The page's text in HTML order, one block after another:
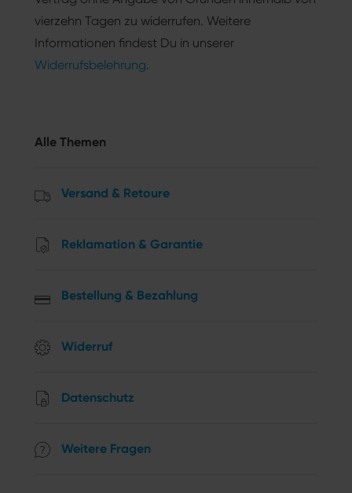
vierzehn Tagen zu widerrufen. Weitere
Informationen findest Du in unserer
Widerrufsbelehrung.
Alle Themen
Versand & Retoure
Reklamation & Garantie
Bestellung & Bezahlung
Widerruf
Datenschutz
Weitere Fragen